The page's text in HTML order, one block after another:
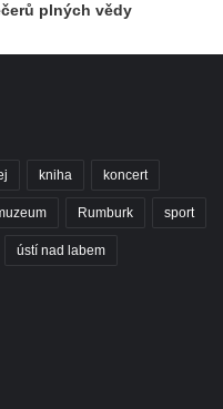
plných vědy
kniha koncert
Rumburk sport
ústí nad labem